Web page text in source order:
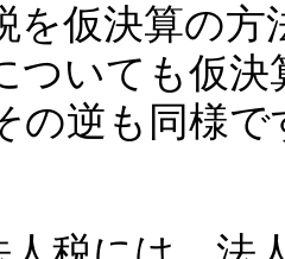
を仮決算の
ついても仮
の逆も同様で